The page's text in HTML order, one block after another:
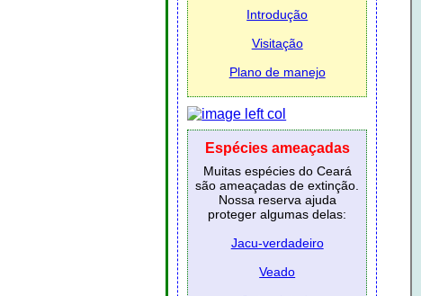
Introdução
Visitação
Plano de manejo
Espécies ameaçadas
Muitas espécies do Ceará
são ameaçadas de extinção.
Nossa reserva ajuda
proteger algumas delas:
Jacu-verdadeiro
Veado